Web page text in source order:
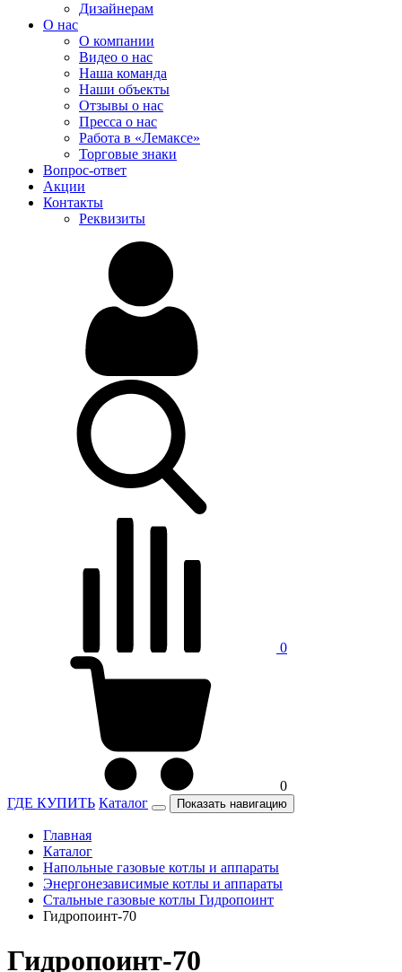
Дизайнерам
О нас
О компании
Видео о нас
Наша команда
Наши объекты
Отзывы о нас
Пресса о нас
Работа в «Лемаксе»
Торговые знаки
Вопрос-ответ
Акции
Контакты
Реквизиты
0
0
ГДЕ КУПИТЬ Каталог Показать навигацию
Главная
Каталог
Напольные газовые котлы и аппараты
Энергонезависимые котлы и аппараты
Стальные газовые котлы Гидропоинт
Гидропоинт-70
Гидропоинт-70